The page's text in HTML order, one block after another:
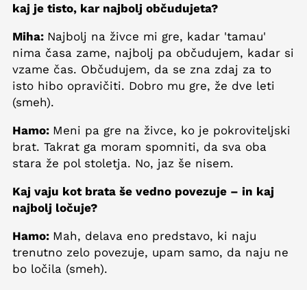
kaj je tisto, kar najbolj občudujeta?
Miha: Najbolj na živce mi gre, kadar 'tamau'
nima časa zame, najbolj pa občudujem, kadar si
vzame čas. Občudujem, da se zna zdaj za to
isto hibo opravičiti. Dobro mu gre, že dve leti
(smeh).
Hamo: Meni pa gre na živce, ko je pokroviteljski
brat. Takrat ga moram spomniti, da sva oba
stara že pol stoletja. No, jaz še nisem.
Kaj vaju kot brata še vedno povezuje – in kaj
najbolj ločuje?
Hamo: Mah, delava eno predstavo, ki naju
trenutno zelo povezuje, upam samo, da naju ne
bo ločila (smeh).